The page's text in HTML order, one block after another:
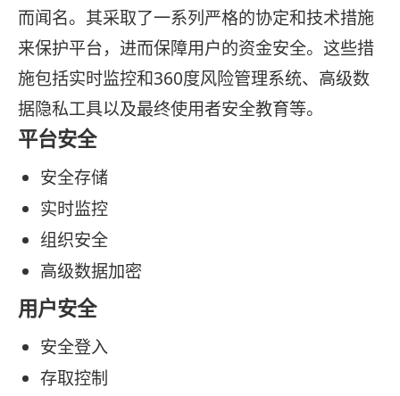
而闻名。其采取了一系列严格的协定和技术措施
来保护平台，进而保障用户的资金安全。这些措
施包括实时监控和360度风险管理系统、高级数
据隐私工具以及最终使用者安全教育等。
平台安全
安全存储
实时监控
组织安全
高级数据加密
用户安全
安全登入
存取控制